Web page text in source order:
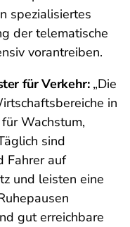
spezialisiertes
der telematische
vorantreiben.
für Verkehr:„Die
in
Wachstum,
sind
Fahrer auf
und leisten eine
gut erreichbare